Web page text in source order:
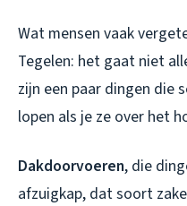
Wat mensen vaak
Tegelen: het gaat niet
zijn een paar dingen die
lopen als je ze over het
Dakdoorvoeren, die
afzuigkap, dat soort